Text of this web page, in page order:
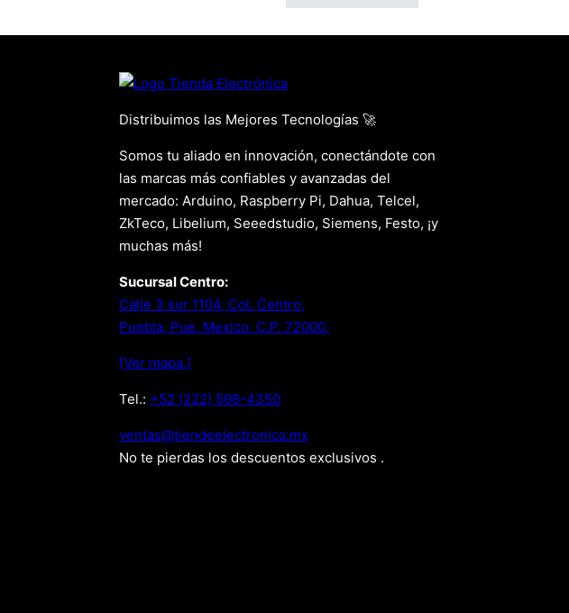
Distribuimos las Mejores Tecnologías 🚀
Somos tu aliado en innovación, conectándote con
las marcas más confiables y avanzadas del
mercado: Arduino, Raspberry Pi, Dahua, Telcel,
ZkTeco, Libelium, Seeedstudio, Siemens, Festo, ¡y
muchas más!
Sucursal Centro:
Calle 3 sur 1104, Col. Centro.
Puebla, Pue. Mexico. C.P. 72000.
[Ver mapa.]
Tel.: +52 (222) 598-4350
xm.acinortceleedneit@satnev
No te pierdas los descuentos exclusivos .